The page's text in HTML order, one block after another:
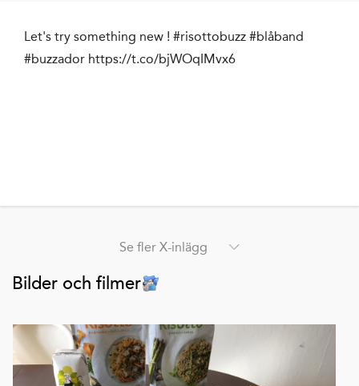
Let's try something new ! #risottobuzz #blåband
#buzzador https://t.co/bjWOqIMvx6
Se fler X-inlägg
Bilder och filmer